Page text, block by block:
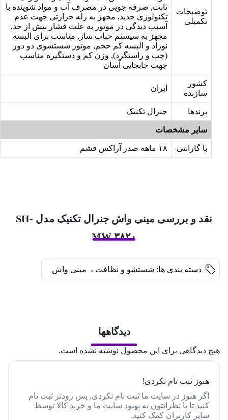
توضیحات
تکمیلی
ثابت, صرفه جویی در مصرف آب و مواد شوینده با
تکنولوژی جدید, مجهز به رله حرارتی جهت عدم
آسیب دیدگی در موتور به علت فشار بیش از حد,
مجهز به سیستم حباب ساز, مناسب برای البسه
نوزاد و البسه کم حجم, موتور شستشوی دو دور
(چپ و راستگرد), وزن کم و دستگیره مناسب
جهت جابجایی آسان
کشور
سازنده
ایران
برندها جنرال تکنیک
سایر مشخصات
با گارانتی ۱۸ ماهه صدر آراکس قشم
نقد و بررسی مینی واش جنرال تکنیک مدل SH-
MW ۳۸۲۰
دسته بندی ها: شستشو و نظافت ، مینی واش
دیدگاهها
هیچ دیدگاهی برای این محصول نوشته نشده است.
هنوز ثبت نام نکردی!
اگر هنوز در سایت ما ثبت نام نکردی, پس زودتر ثبت نام
کنید تا با نظراتتون به بهبود سایت ما و خرید کالا توسط
سایر کاربران کمک کنید.